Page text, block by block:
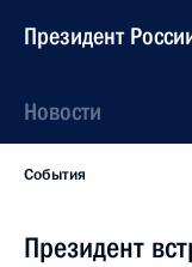
Президент
Новости
События
Президент